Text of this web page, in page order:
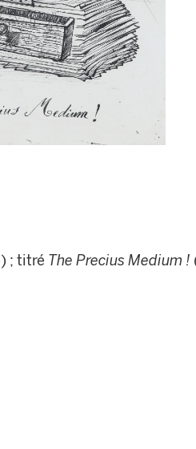
; titré The Precius Medium !